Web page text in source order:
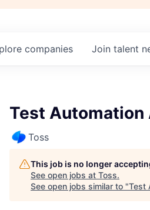
companies Join talent
Test
Toss
This job is no longer
See open jobs at Toss.
See open jobs similar to "Test